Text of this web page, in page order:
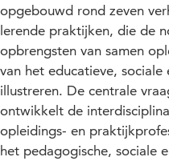
opgebouwd rond zeven
lerende praktijken, die de
opbrengsten van samen
van het educatieve,
illustreren. De centrale
ontwikkelt de
opleidings- en
het pedagogische, sociale